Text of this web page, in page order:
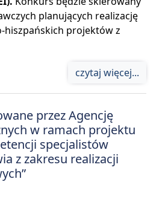
planujących realizację
hiszpańskich projektów z
czytaj więcej...
przez Agencję
w ramach projektu
specjalistów
z zakresu realizacji